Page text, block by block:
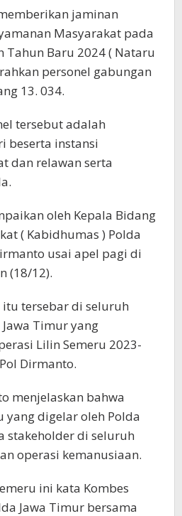
jaminan
Masyarakat pada
Baru 2024 ( Nataru
personel gabungan
13. 034.
tersebut adalah
beserta instansi
dan relawan serta
oleh Kepala Bidang
( Kabidhumas ) Polda
usai apel pagi di
(18/12).
itu tersebar di seluruh
Timur yang
Lilin Semeru 2023-
Dirmanto.
menjelaskan bahwa
yang digelar oleh Polda
stakeholder di seluruh
operasi kemanusiaan.
ini kata Kombes
Jawa Timur bersama